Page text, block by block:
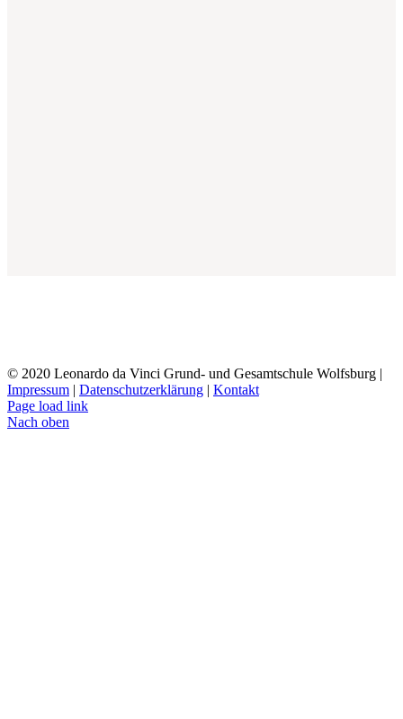
© 2020 Leonardo da Vinci Grund- und Gesamtschule Wolfsburg |
Impressum | Datenschutzerklärung | Kontakt
Page load link
Nach oben